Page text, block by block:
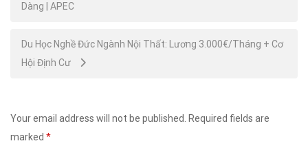
navigation
Dàng | APEC
Du Học Nghề Đức Ngành Nội Thất: Lương 3.000€/Tháng + Cơ
Hội Định Cư
Your email address will not be published. Required fields are
marked *